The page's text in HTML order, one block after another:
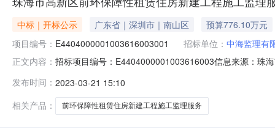
中标｜开标公示 广东省｜深圳市｜南山区
预算776.10万元
项目编号： E4404000001003616003001 招标单位： 中海监理有
正文内容： 招标项目编号：E4404000001003616003信息来源：珠
项目标段名称珠海市高新区前环保障性租赁住房新建工
发布时间： 2023-03-21 15:10
相关产品：
前环保障性租赁住房新建工程施工监理服务